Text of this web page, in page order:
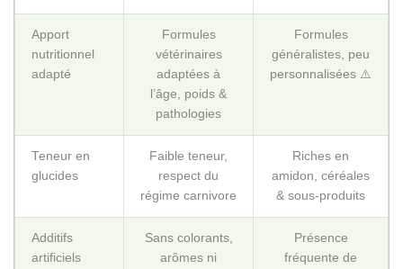
Apport
nutritionnel
adapté
Formules
vétérinaires
adaptées à
l’âge, poids &
pathologies
Formules
généralistes, peu
personnalisées ⚠️
Teneur en
glucides
Faible teneur,
respect du
régime carnivore
Riches en
amidon, céréales
& sous-produits
Additifs
artificiels
Sans colorants,
arômes ni
Présence
fréquente de